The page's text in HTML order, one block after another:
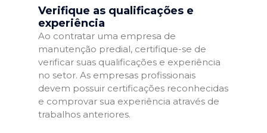
Verifique as qualificações e
experiência
Ao contratar uma empresa de
manutenção predial, certifique-se de
verificar suas qualificações e experiência
no setor. As empresas profissionais
devem possuir certificações reconhecidas
e comprovar sua experiência através de
trabalhos anteriores.